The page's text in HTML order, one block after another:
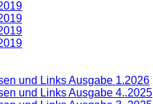
und Links Ausgabe 1.2026
und Links Ausgabe 4..2025